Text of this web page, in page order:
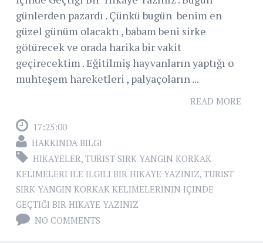
günlerden pazardı . Çünkü bugün benim en
güzel günüm olacaktı , babam beni sirke
götürecek ve orada harika bir vakit
geçirecektim . Eğitilmiş hayvanların yaptığı o
muhteşem hareketleri , palyaçoların ...
READ MORE
17:25:00
HAKKINDA BILGI
HIKAYELER, TURIST SIRK YANGIN KORKAK
KELIMELERI ILE ILGILI BIR HIKAYE YAZINIZ, TURIST
SIRK YANGIN KORKAK KELIMELERININ IÇINDE
GEÇTIĞI BIR HIKAYE YAZINIZ
NO COMMENTS